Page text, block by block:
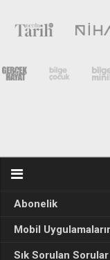
Abonelik
Mobil
Sık Sorulan Sorular